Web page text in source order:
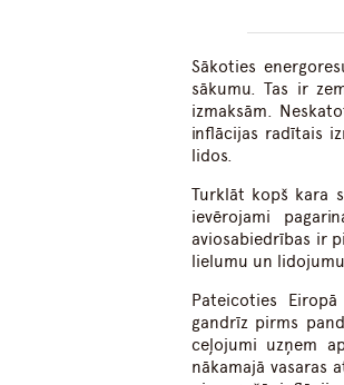
Sākoties
sākumu. Tas ir
izmaksām.
inflācijas radītais
lidos.
Turklāt kopš kara
ievērojami
aviosabiedrības ir
lielumu un
Pateicoties
gandrīz pirms
ceļojumi uzņem
nākamajā vasaras